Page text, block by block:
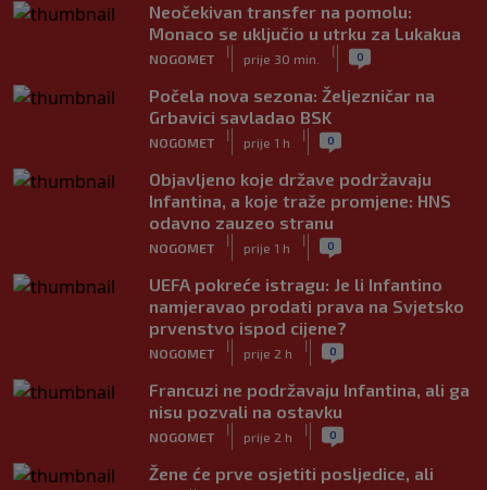
Neočekivan transfer na pomolu:
Monaco se uključio u utrku za Lukakua
NOGOMET
|
prije 30 min.
| 0
Počela nova sezona: Željezničar na
Grbavici savladao BSK
NOGOMET
|
prije 1 h
| 0
Objavljeno koje države podržavaju
Infantina, a koje traže promjene: HNS
odavno zauzeo stranu
NOGOMET
|
prije 1 h
| 0
UEFA pokreće istragu: Je li Infantino
namjeravao prodati prava na Svjetsko
prvenstvo ispod cijene?
NOGOMET
|
prije 2 h
| 0
Francuzi ne podržavaju Infantina, ali ga
nisu pozvali na ostavku
NOGOMET
|
prije 2 h
| 0
Žene će prve osjetiti posljedice, ali